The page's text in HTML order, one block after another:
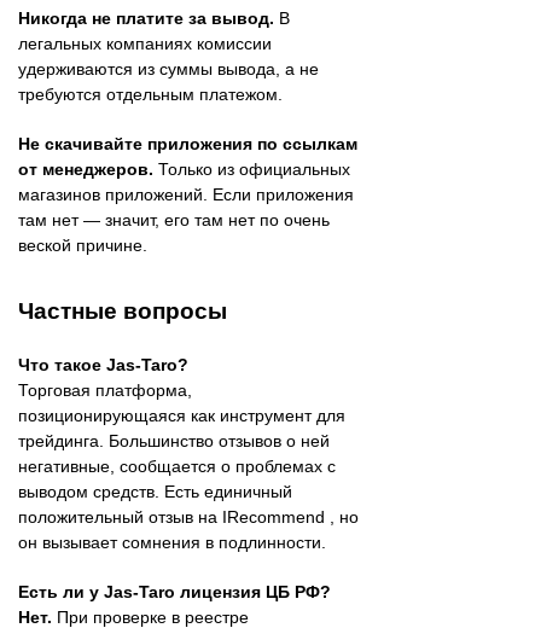
Никогда не платите за вывод. В
легальных компаниях комиссии
удерживаются из суммы вывода, а не
требуются отдельным платежом.
Не скачивайте приложения по ссылкам
от менеджеров. Только из официальных
магазинов приложений. Если приложения
там нет — значит, его там нет по очень
веской причине.
Частные вопросы
Что такое Jas-Taro?
Торговая платформа,
позиционирующаяся как инструмент для
трейдинга. Большинство отзывов о ней
негативные, сообщается о проблемах с
выводом средств. Есть единичный
положительный отзыв на IRecommend , но
он вызывает сомнения в подлинности.
Есть ли у Jas-Taro лицензия ЦБ РФ?
Нет. При проверке в реестре